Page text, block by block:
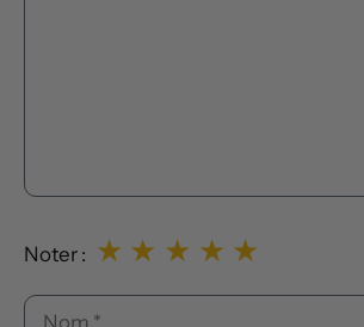
Noter : ★
★
★
★
★
Nom